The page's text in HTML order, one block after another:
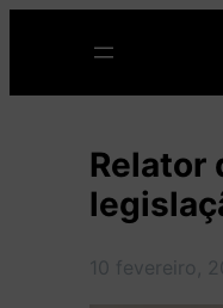
o
Relator
10 fevereiro,